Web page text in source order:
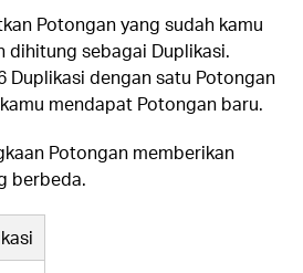
Potongan yang sudah kamu
dihitung sebagai Duplikasi.
Duplikasi dengan satu Potongan
mendapat Potongan baru.
Potongan memberikan
berbeda.